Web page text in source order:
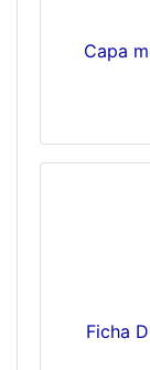
Capa
Ficha